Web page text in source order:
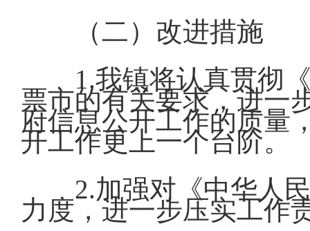
（二）改进措施
1.我镇将认真贯彻
票市的有关要求，进一
府信息公开工作的质量
开工作更上一个台阶。
2.加强对《中华人
力度，进一步压实工作